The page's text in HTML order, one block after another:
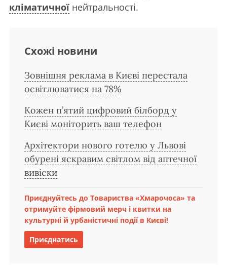
кліматичної нейтральності.
Схожі новини
Зовнішня реклама в Києві перестала
освітлюватися на 78%
Кожен п’ятий цифровий білборд у
Києві моніторить ваш телефон
Архітектори нового готелю у Львові
обурені яскравим світлом від аптечної
вивіски
Приєднуйтесь до Товариства «Хмарочоса» та
отримуйте фірмовий мерч і квитки на
культурні й урбаністичні події в Києві!
Приєднатись